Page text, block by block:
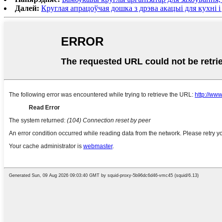
Далей: Круглая апрацоўчая дошка з дрэва акацыі для кухні